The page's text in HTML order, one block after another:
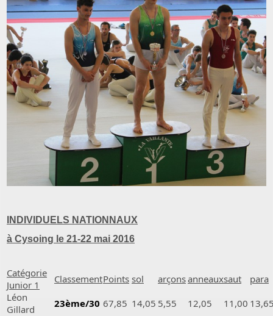
INDIVIDUELS NATIONNAUX
à Cysoing le 21-22 mai 2016
Catégorie
Junior 1
ClassementPoints sol arçonsanneauxsaut
para
Léon
Gillard
23ème/30 67,85 14,05 5,55 12,05 11,00